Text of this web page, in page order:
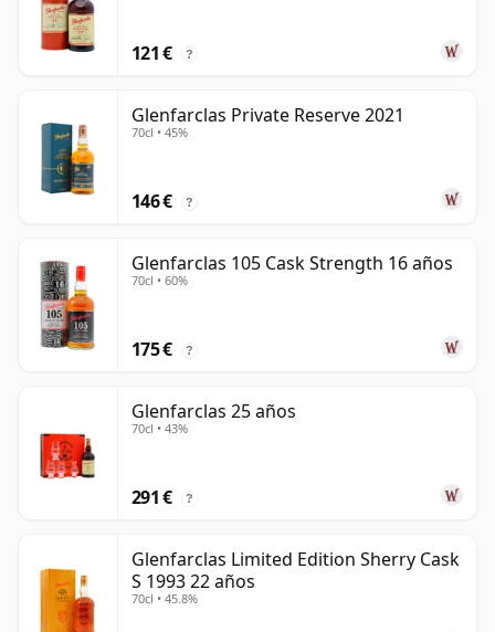
121 € ?
Glenfarclas Private Reserve 2021
70cl • 45%
146 € ?
Glenfarclas 105 Cask Strength 16 años
70cl • 60%
175 € ?
Glenfarclas 25 años
70cl • 43%
291 € ?
Glenfarclas Limited Edition Sherry Cask
S 1993 22 años
70cl • 45.8%